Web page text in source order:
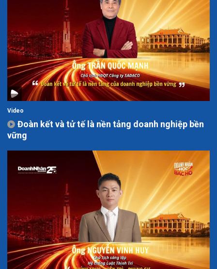
Video
Đoàn kết và tử tế là nền tảng doanh nghiệp bền
vững